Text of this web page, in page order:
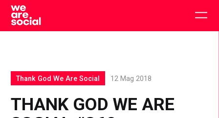
Skip
content
THANK GOD WE ARE
Thank God We Are Social 12 Mag 2018